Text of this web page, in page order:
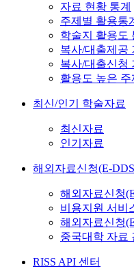
자료 현황 통계
주제별 활용통
학술지 활용도
복사/대출제공
복사/대출신청
활용도 높은 주
최신/인기 학술자료
최신자료
인기자료
해외자료신청(E-
해외자료신청
비용지원 서비
해외자료신청
중국대학 자료
RISS API 센터